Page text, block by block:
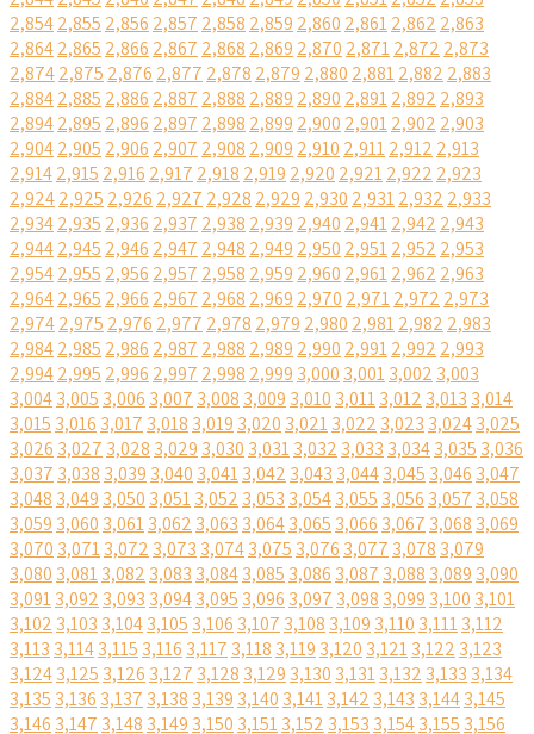
2,8542,855 2,856 2,857 2,858 2,859 2,860 2,8612,862 2,863
2,8642,865 2,866 2,867 2,868 2,869 2,870 2,8712,872 2,873
2,8742,875 2,876 2,877 2,878 2,879 2,880 2,8812,882 2,883
2,8842,885 2,886 2,887 2,888 2,889 2,890 2,8912,892 2,893
2,8942,895 2,896 2,897 2,898 2,899 2,900 2,9012,902 2,903
2,9042,905 2,906 2,907 2,908 2,909 2,910 2,9112,912 2,913
2,9142,915 2,916 2,917 2,918 2,919 2,920 2,9212,922 2,923
2,9242,925 2,926 2,927 2,928 2,929 2,930 2,9312,932 2,933
2,9342,935 2,936 2,937 2,938 2,939 2,940 2,9412,942 2,943
2,9442,945 2,946 2,947 2,948 2,949 2,950 2,9512,952 2,953
2,9542,955 2,956 2,957 2,958 2,959 2,960 2,9612,962 2,963
2,9642,965 2,966 2,967 2,968 2,969 2,970 2,9712,972 2,973
2,9742,975 2,976 2,977 2,978 2,979 2,980 2,9812,982 2,983
2,9842,985 2,986 2,987 2,988 2,989 2,990 2,9912,992 2,993
2,9942,995 2,996 2,997 2,998 2,999 3,000 3,0013,002 3,003
3,0043,005 3,006 3,007 3,008 3,009 3,010 3,0113,012 3,013 3,014
3,015 3,016 3,017 3,018 3,019 3,020 3,0213,022 3,023 3,0243,025
3,026 3,027 3,028 3,029 3,030 3,0313,032 3,033 3,0343,035 3,036
3,037 3,038 3,039 3,040 3,0413,042 3,043 3,0443,045 3,046 3,047
3,048 3,049 3,050 3,0513,052 3,053 3,0543,055 3,056 3,057 3,058
3,059 3,060 3,0613,062 3,063 3,0643,065 3,066 3,067 3,068 3,069
3,070 3,0713,072 3,073 3,0743,075 3,076 3,077 3,078 3,079
3,080 3,0813,082 3,083 3,0843,085 3,086 3,087 3,088 3,089 3,090
3,0913,092 3,093 3,0943,095 3,096 3,097 3,098 3,099 3,100 3,101
3,102 3,103 3,1043,105 3,106 3,107 3,108 3,109 3,110 3,1113,112
3,113 3,1143,115 3,116 3,117 3,118 3,119 3,120 3,1213,122 3,123
3,1243,125 3,126 3,127 3,128 3,129 3,130 3,1313,132 3,133 3,134
3,135 3,136 3,137 3,138 3,139 3,140 3,1413,142 3,143 3,1443,145
3,146 3,147 3,148 3,149 3,150 3,1513,152 3,153 3,1543,155 3,156